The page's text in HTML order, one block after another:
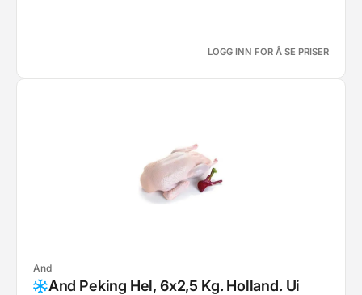
LOGG INN FOR Å SE PRISER
And
And Peking Hel, 6x2,5 Kg. Holland. Ui